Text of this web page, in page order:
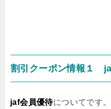
割引クーポン情報１
jaf会員優待についてです。